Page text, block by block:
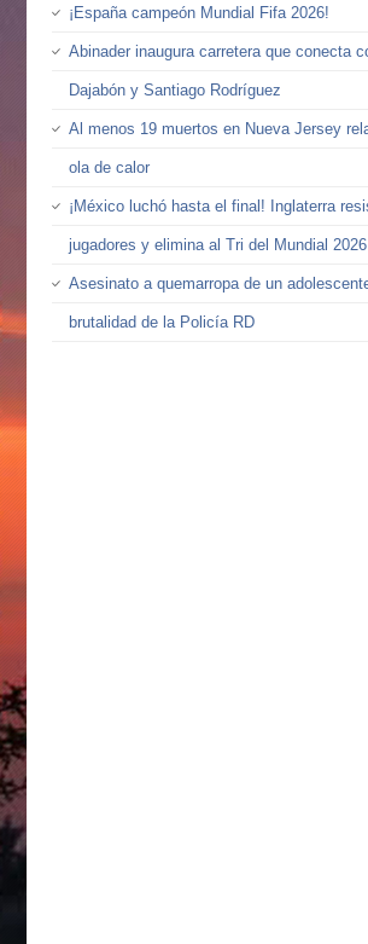
¡España campeón Mundial Fifa 2026!
Abinader inaugura carretera que conecta
Dajabón y Santiago Rodríguez
Al menos 19 muertos en Nueva Jersey
ola de calor
¡México luchó hasta el final! Inglaterra
jugadores y elimina al Tri del Mundial 2026
Asesinato a quemarropa de un
brutalidad de la Policía RD